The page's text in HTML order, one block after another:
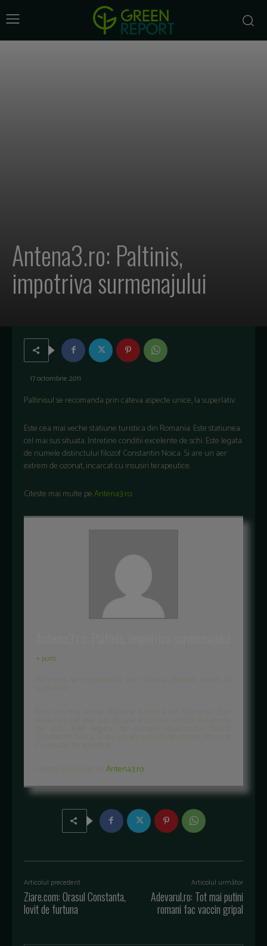
Antena3.ro: Paltinis,
impotriva surmenajului
17 octombrie 2011
Paltinisul se recomanda prin cateva aspecte unice, la superlativ.
Este cea mai veche statiune turistica din Romania. Este statiunea
cel mai sus situata. Intretine conditii excelente de schi. Este legata
de numele distinctului filozof Constantin Noica. Si are un aer
extrem de ozonat, incarcat cu insusiri terapeutice.
Citeste mai multe peAntena3.ro.
+ posts
Antena3.ro
Articolul precedent
Ziare.com: Orasul Constanta,
lovit de furtuna
Articolul următor
Adevarul.ro: Tot mai putini
romani fac vaccin gripal